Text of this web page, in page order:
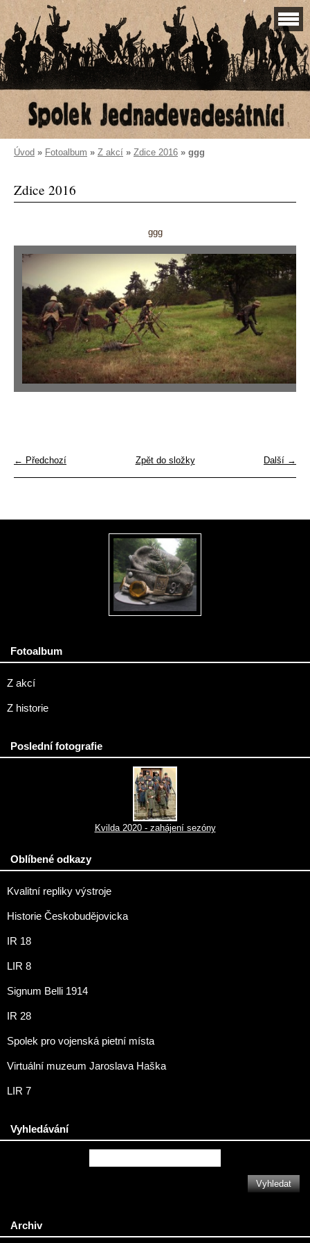
Úvod » Fotoalbum » Z akcí » Zdice 2016 » ggg
Zdice 2016
ggg
← Předchozí Další →
Zpět do složky
Fotoalbum
Z akcí
Z historie
Poslední fotografie
Kvilda 2020 - zahájení sezóny
Oblíbené odkazy
Kvalitní repliky výstroje
Historie Českobudějovicka
IR 18
LIR 8
Signum Belli 1914
IR 28
Spolek pro vojenská pietní místa
Virtuální muzeum Jaroslava Haška
LIR 7
Vyhledávání
Archiv